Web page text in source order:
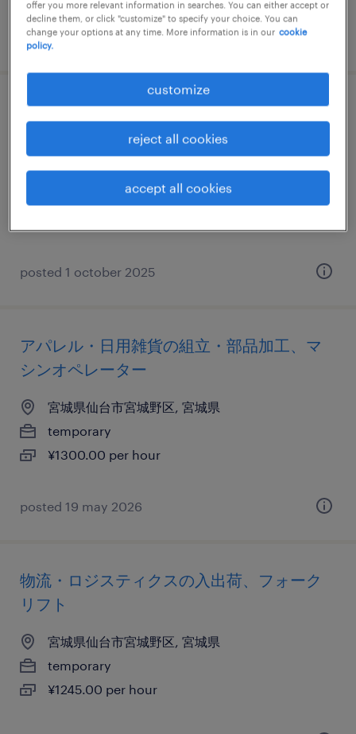
posted 14 july 2026
物流・ロジスティクスのフォークリフト、
仕分け・ピッキング・梱包
宮城県仙台市宮城野区, 宮城県
posted 1 october 2025
アパレル・日用雑貨の組立・部品加工、マ
シンオペレーター
宮城県仙台市宮城野区, 宮城県
temporary
¥1300.00 per hour
posted 19 may 2026
物流・ロジスティクスの入出荷、フォーク
リフト
宮城県仙台市宮城野区, 宮城県
temporary
¥1245.00 per hour
offer you more relevant information in searches. You can either accept or
decline them, or click "customize" to specify your choice. You can
change your options at any time. More information is in our cookie
policy.
customize
reject all cookies
accept all cookies